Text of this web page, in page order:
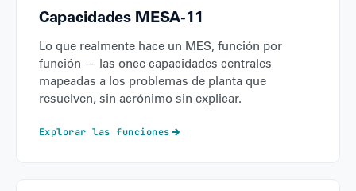
Capacidades MESA-11
Lo que realmente hace un MES, función por
función — las once capacidades centrales
mapeadas a los problemas de planta que
resuelven, sin acrónimo sin explicar.
Explorar las funciones